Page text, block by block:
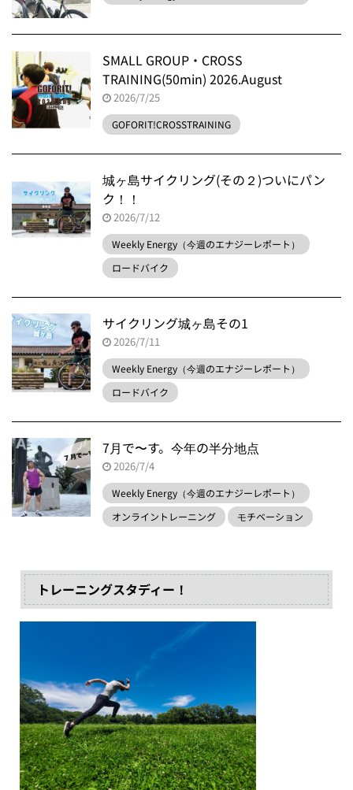
SMALL GROUP・CROSS
TRAINING(50min) 2026.August
2026/7/25
GOFORIT!CROSSTRAINING
城ヶ島サイクリング(その２)ついにパン
ク！！
2026/7/12
Weekly Energy（今週のエナジーレポート）
ロードバイク
サイクリング城ヶ島その1
2026/7/11
Weekly Energy（今週のエナジーレポート）
ロードバイク
7月で〜す。今年の半分地点
2026/7/4
Weekly Energy（今週のエナジーレポート）
オンライントレーニング
モチベーション
トレーニングスタディー！